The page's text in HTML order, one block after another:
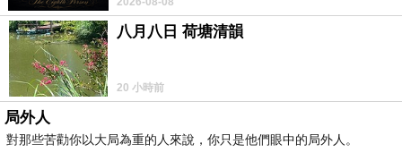
震中倒塌，七個人終於離開那片黑暗，
八月八日 荷塘清韻
20 小時前
局外人
對那些苦勸你以大局為重的人來說，你只是他們眼中的局外人。